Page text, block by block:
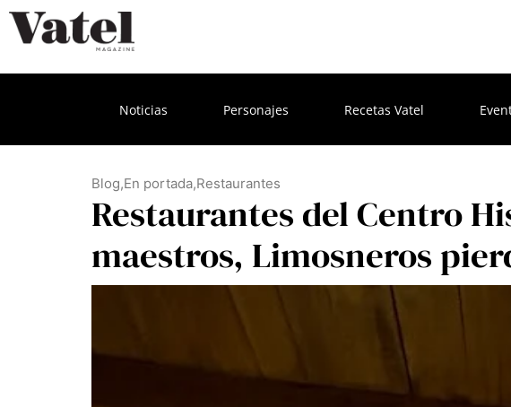
Noticias Personajes Recetas Vatel
Blog,En portada,Restaurantes
Restaurantes del Centro
maestros, Limosneros